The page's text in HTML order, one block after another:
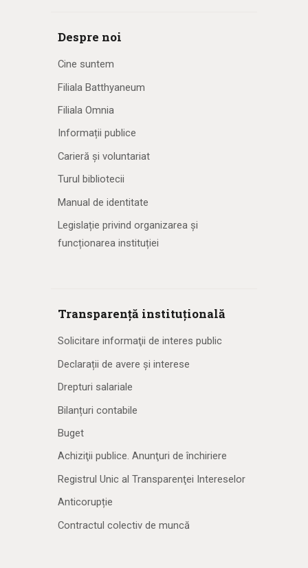
Despre noi
Cine suntem
Filiala Batthyaneum
Filiala Omnia
Informații publice
Carieră și voluntariat
Turul bibliotecii
Manual de identitate
Legislație privind organizarea și
funcționarea instituției
Transparență instituțională
Solicitare informaţii de interes public
Declarații de avere și interese
Drepturi salariale
Bilanțuri contabile
Buget
Achiziţii publice. Anunţuri de închiriere
Registrul Unic al Transparenţei Intereselor
Anticorupție
Contractul colectiv de muncă